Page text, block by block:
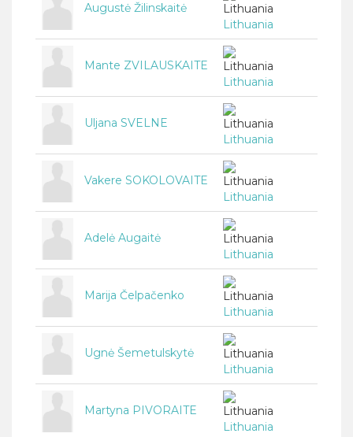
Augustė Žilinskaitė
Lithuania
Mante ZVILAUSKAITE
Lithuania
Uljana SVELNE
Lithuania
Vakere SOKOLOVAITE
Lithuania
Adelė Augaitė
Lithuania
Marija Čelpačenko
Lithuania
Ugnė Šemetulskytė
Lithuania
Martyna PIVORAITE
Lithuania